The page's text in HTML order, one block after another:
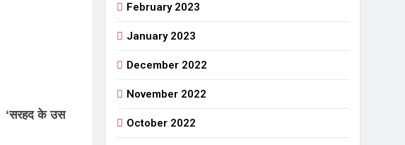
‘सरहद के उस
February 2023
January 2023
December 2022
November 2022
October 2022